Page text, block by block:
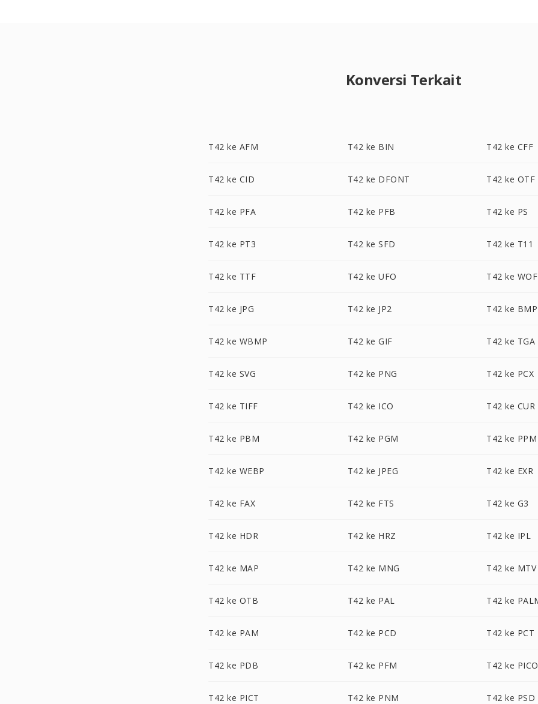
Konversi Terkait
T42 ke AFM T42 ke BIN T42 ke CFF
T42 ke CID T42 ke DFONT T42 ke OTF
T42 ke PFA T42 ke PFB T42 ke PS
T42 ke PT3 T42 ke SFD T42 ke T11
T42 ke TTF T42 ke UFO T42 ke
T42 ke JPG T42 ke JP2 T42 ke BMP
T42 ke WBMP T42 ke GIF T42 ke TGA
T42 ke SVG T42 ke PNG T42 ke PCX
T42 ke TIFF T42 ke ICO T42 ke CUR
T42 ke PBM T42 ke PGM T42 ke PPM
T42 ke WEBP T42 ke JPEG T42 ke EXR
T42 ke FAX T42 ke FTS T42 ke G3
T42 ke HDR T42 ke HRZ T42 ke IPL
T42 ke MAP T42 ke MNG T42 ke MTV
T42 ke OTB T42 ke PAL T42 ke
T42 ke PAM T42 ke PCD T42 ke PCT
T42 ke PDB T42 ke PFM T42 ke
T42 ke PICT T42 ke PNM T42 ke PSD